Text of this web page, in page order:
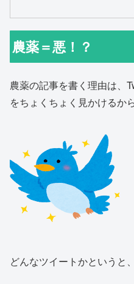
農薬＝悪！？
農薬の記事を書く理由は、
をちょくちょく見かけるか
どんなツイートかというと、